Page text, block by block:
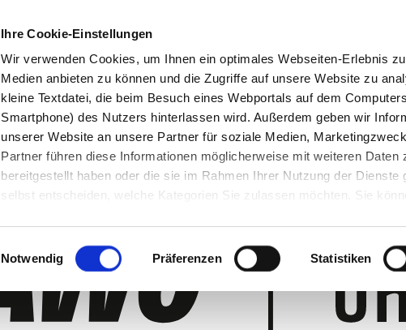
Ihre Cookie-Einstellungen
Wir verwenden Cookies, um Ihnen ein optimales Webseiten-Erlebnis
Medien anbieten zu können und die Zugriffe auf unsere Website zu
kleine Textdatei, die beim Besuch eines Webportals auf dem
Smartphone) des Nutzers hinterlassen wird. Außerdem geben wir
unserer Website an unsere Partner für soziale Medien,
Partner führen diese Informationen möglicherweise mit weiteren Daten
bereitgestellt haben oder die sie im Rahmen Ihrer Nutzung der Dienste
selbst entscheiden, welche Kategorien Sie zulassen möchten. Sie
Einwilligungsauswahl
Notwendig Präferenzen Statistiken